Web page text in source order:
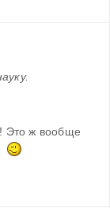
Это ж вообще